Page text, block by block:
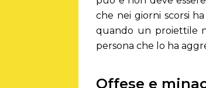
che nei giorni scorsi
quando un proiettile
persona che lo ha
Offese e